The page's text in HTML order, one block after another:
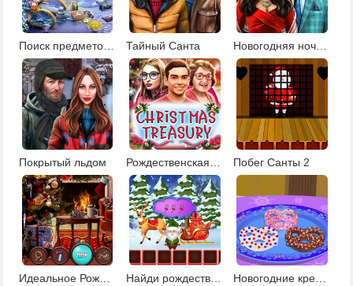
Поиск предметов на Рождество Тайный Санта Новогодняя ночь: поиск предметов
Покрытый льдом Побег Санты 2
Идеальное Рождество Найди рождественскую шапочку Новогодние крендельки